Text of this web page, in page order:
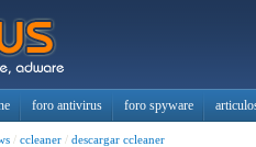
foro antivirus foro spyware
/ ccleaner / descargar ccleaner